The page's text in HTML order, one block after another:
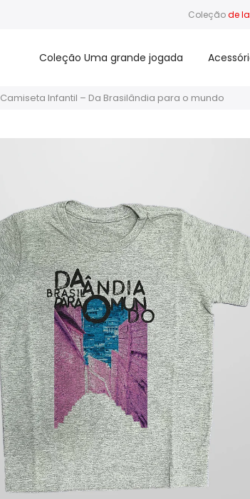
Coleçãode
Coleção Uma grande jogada
Camiseta Infantil – Da Brasilândia para o mundo